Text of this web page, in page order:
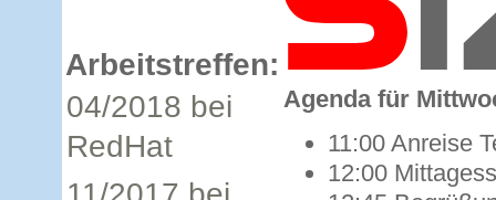
Arbeitstreffen:
04/2018 bei
RedHat
Agenda für
11:00 Anreise
12:00